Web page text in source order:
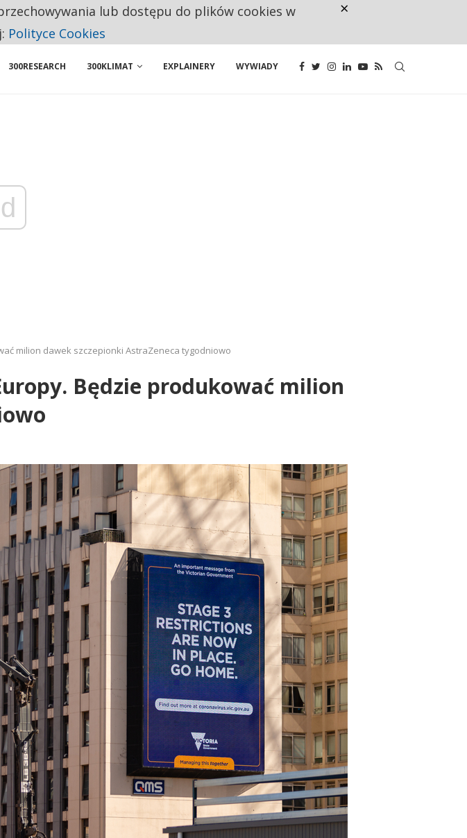
Z POLSKI
300RESEARCH 300KLIMAT EXPLAINERY WYWIADY
milion dawek szczepionki AstraZeneca tygodniowo
Będzie produkować milion
lub dostępu do plików cookies w
Polityce Cookies
×